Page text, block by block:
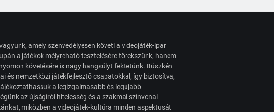
amely szenvedélyesen követi a videojáték-ipar
a játékok mélyreható tesztelésére törekszünk, hanem
követésére is nagy hangsúlyt fektetünk. Büszkén
és nemzetközi játékfejlesztő csapatokkal, így biztosítva,
a legizgalmasabb és legújabb
az újságírói hitelesség és a szakmai színvonal
miközben a videojáték-kultúra minden aspektusát